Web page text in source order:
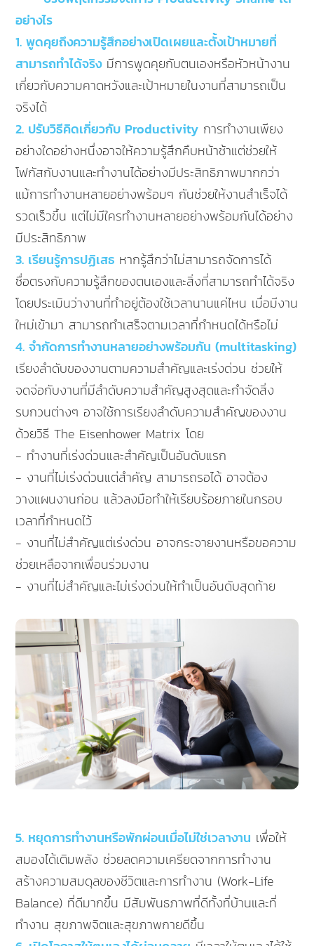
อย่างไร
1. พูดคุยถึงความรู้สึกอย่างเปิดเผยและตั้งเป้าหมายที่
สามารถทำได้จริงมีการพูดคุยกับตนเองหรือหัวหน้างาน
เกี่ยวกับความคาดหวังและเป้าหมายในงานที่สามารถเป็น
จริงได้
2. ปรับวิธีคิดเกี่ยวกับ Productivity การทำงานเพียง
อย่างใดอย่างหนึ่งอาจให้ความรู้สึกคืบหน้าช้าแต่ช่วยให้
โฟกัสกับงานและทำงานได้อย่างมีประสิทธิภาพมากกว่า
แม้การทำงานหลายอย่างพร้อมๆ กันช่วยให้งานสำเร็จได้
รวดเร็วขึ้น แต่ไม่มีใครทำงานหลายอย่างพร้อมกันได้อย่าง
มีประสิทธิภาพ
3. เรียนรู้การปฏิเสธ หากรู้สึกว่าไม่สามารถจัดการได้
ซื่อตรงกับความรู้สึกของตนเองและสิ่งที่สามารถทำได้จริง
โดยประเมินว่างานที่ทำอยู่ต้องใช้เวลานานแค่ไหน เมื่อมีงาน
ใหม่เข้ามา สามารถทำเสร็จตามเวลาที่กำหนดได้หรือไม่
4. จำกัดการทำงานหลายอย่างพร้อมกัน (multitasking)
เรียงลำดับของงานตามความสำคัญและเร่งด่วน ช่วยให้
จดจ่อกับงานที่มีลำดับความสำคัญสูงสุดและกำจัดสิ่ง
รบกวนต่างๆ อาจใช้การเรียงลำดับความสำคัญของงาน
ด้วยวิธี The Eisenhower Matrix โดย
- ทำงานที่เร่งด่วนและสำคัญเป็นอันดับแรก
- งานที่ไม่เร่งด่วนแต่สำคัญ สามารถรอได้ อาจต้อง
วางแผนงานก่อน แล้วลงมือทำให้เรียบร้อยภายในกรอบ
เวลาที่กำหนดไว้
- งานที่ไม่สำคัญแต่เร่งด่วน อาจกระจายงานหรือขอความ
ช่วยเหลือจากเพื่อนร่วมงาน
- งานที่ไม่สำคัญและไม่เร่งด่วนให้ทำเป็นอันดับสุดท้าย
5. หยุดการทำงานหรือพักผ่อนเมื่อไม่ใช่เวลางาน เพื่อให้
สมองได้เติมพลัง ช่วยลดความเครียดจากการทำงาน
สร้างความสมดุลของชีวิตและการทำงาน (Work-Life
Balance) ที่ดีมากขึ้น มีสัมพันธภาพที่ดีทั้งที่บ้านและที่
ทำงาน สุขภาพจิตและสุขภาพกายดีขึ้น